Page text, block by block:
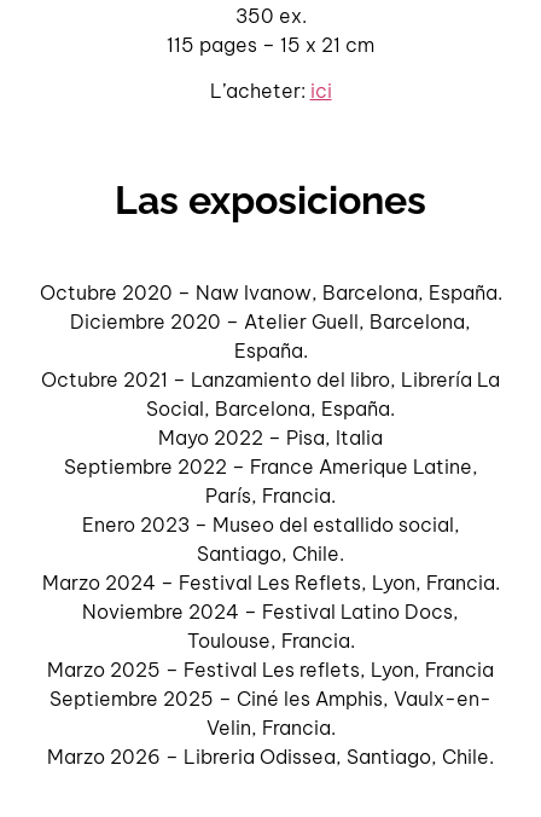
350 ex.
115 pages – 15 x 21 cm
L’acheter: ici
Las exposiciones
Octubre 2020 – Naw Ivanow, Barcelona, España.
Diciembre 2020 – Atelier Guell, Barcelona,
España.
Octubre 2021 – Lanzamiento del libro, Librería La
Social, Barcelona, España.
Mayo 2022 – Pisa, Italia
Septiembre 2022 – France Amerique Latine,
París, Francia.
Enero 2023 – Museo del estallido social,
Santiago, Chile.
Marzo 2024 – Festival Les Reflets, Lyon, Francia.
Noviembre 2024 – Festival Latino Docs,
Toulouse, Francia.
Marzo 2025 – Festival Les reflets, Lyon, Francia
Septiembre 2025 – Ciné les Amphis, Vaulx-en-
Velin, Francia.
Marzo 2026 – Libreria Odissea, Santiago, Chile.